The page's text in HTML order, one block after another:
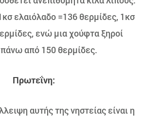
ελαιόλαδο =136 θερμίδες, 1κσ
ενώ μια χούφτα ξηροί
από 150 θερμίδες.
Πρωτεΐνη:
αυτής της νηστείας είναι η